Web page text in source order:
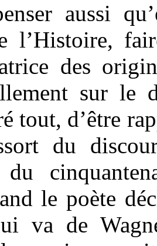
aussi
l’Histoire,
des
sur le
tout, d’être
du
du
le poète
va de